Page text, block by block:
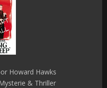
Howard Hawks
& Thriller